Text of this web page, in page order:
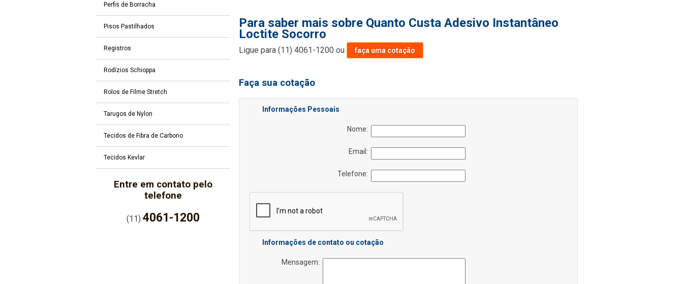
Perfis de Borracha
Pisos Pastilhados
Registros
Rodízios Schioppa
Rolos de Filme Stretch
Tarugos de Nylon
Tecidos de Fibra de Carbono
Tecidos Kevlar
Entre em contato pelo
telefone
(11)4061-1200
Para saber mais sobre Quanto Custa Adesivo Instantâneo
Loctite Socorro
Ligue para(11) 4061-1200 ou faça uma cotação
Faça sua cotação
Informações Pessoais
Nome:
Email:
Telefone:
Informações de contato ou cotação
Mensagem: